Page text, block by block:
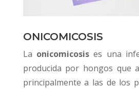
ONICOMICOSIS
La onicomicosis es una
producida por hongos que
principalmente a las de los